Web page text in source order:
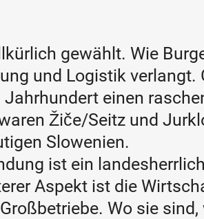
gewählt. Wie
und Logistik verlangt.
einen
Žiče/Seitz und
Slowenien.
ist ein
Aspekt ist die
Wo sie